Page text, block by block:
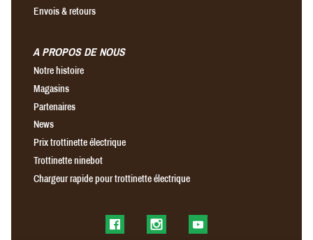
Envois & retours
A PROPOS DE NOUS
Notre histoire
Magasins
Partenaires
News
Prix trottinette électrique
Trottinette ninebot
Chargeur rapide pour trottinette électrique
Find us on FacebookFind us on InstagramFind us on YouTube